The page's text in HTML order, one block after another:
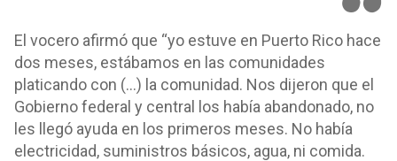
El vocero afirmó que “yo estuve en Puerto Rico hace
dos meses, estábamos en las comunidades
platicando con (…) la comunidad. Nos dijeron que el
Gobierno federal y central los había abandonado, no
les llegó ayuda en los primeros meses. No había
electricidad, suministros básicos, agua, ni comida.